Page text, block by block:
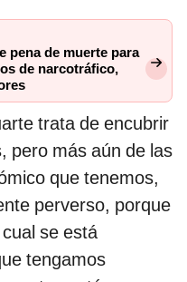
pena de muerte para
de narcotráfico,
trata de encubrir
pero más aún de las
que tenemos,
perverso, porque
se está
tengamos